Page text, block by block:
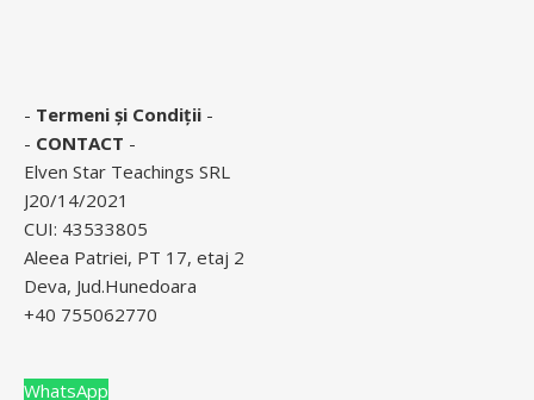
- Termeni și Condiții -
- CONTACT -
Elven Star Teachings SRL
J20/14/2021
CUI: 43533805
Aleea Patriei, PT 17, etaj 2
Deva, Jud.Hunedoara
+40 755062770
WhatsApp